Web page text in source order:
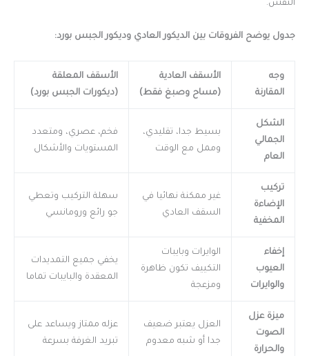
النفس.
جدول يوضح الفروقات بين الديكور العادي وديكور الجبس بورد:
وجه
المقارنة
الأسقف العادية
(مساح وصبغ فقط)
الأسقف المعلقة
(ديكورات الجبس بورد)
الشكل
الجمالي
العام
بسيط جدا، تقليدي،
وممل مع الوقت
فخم، عصري، ومتعدد
المستويات والأشكال
تركيب
الإضاءة
المخفية
غير ممكنة نهائيا في
السقف العادي
سهلة التركيب وتعطي
جو رائع ورومانسي
إخفاء
العيوب
والوايرات
الوايرات وبايبات
التكييف تكون ظاهرة
ومزعجة
يخفي جميع التمديدات
المعقدة والبايبات تماما
ميزة عزل
الصوت
والحرارة
العزل يعتبر ضعيف
جدا أو شبه معدوم
عزله ممتاز ويساعد على
تبريد الغرفة بسرعة